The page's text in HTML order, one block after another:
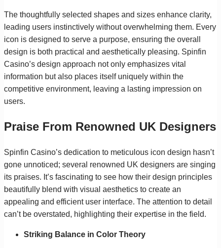
The thoughtfully selected shapes and sizes enhance clarity,
leading users instinctively without overwhelming them. Every
icon is designed to serve a purpose, ensuring the overall
design is both practical and aesthetically pleasing. Spinfin
Casino’s design approach not only emphasizes vital
information but also places itself uniquely within the
competitive environment, leaving a lasting impression on
users.
Praise From Renowned UK Designers
Spinfin Casino’s dedication to meticulous icon design hasn’t
gone unnoticed; several renowned UK designers are singing
its praises. It’s fascinating to see how their design principles
beautifully blend with visual aesthetics to create an
appealing and efficient user interface. The attention to detail
can’t be overstated, highlighting their expertise in the field.
Striking Balance in Color Theory